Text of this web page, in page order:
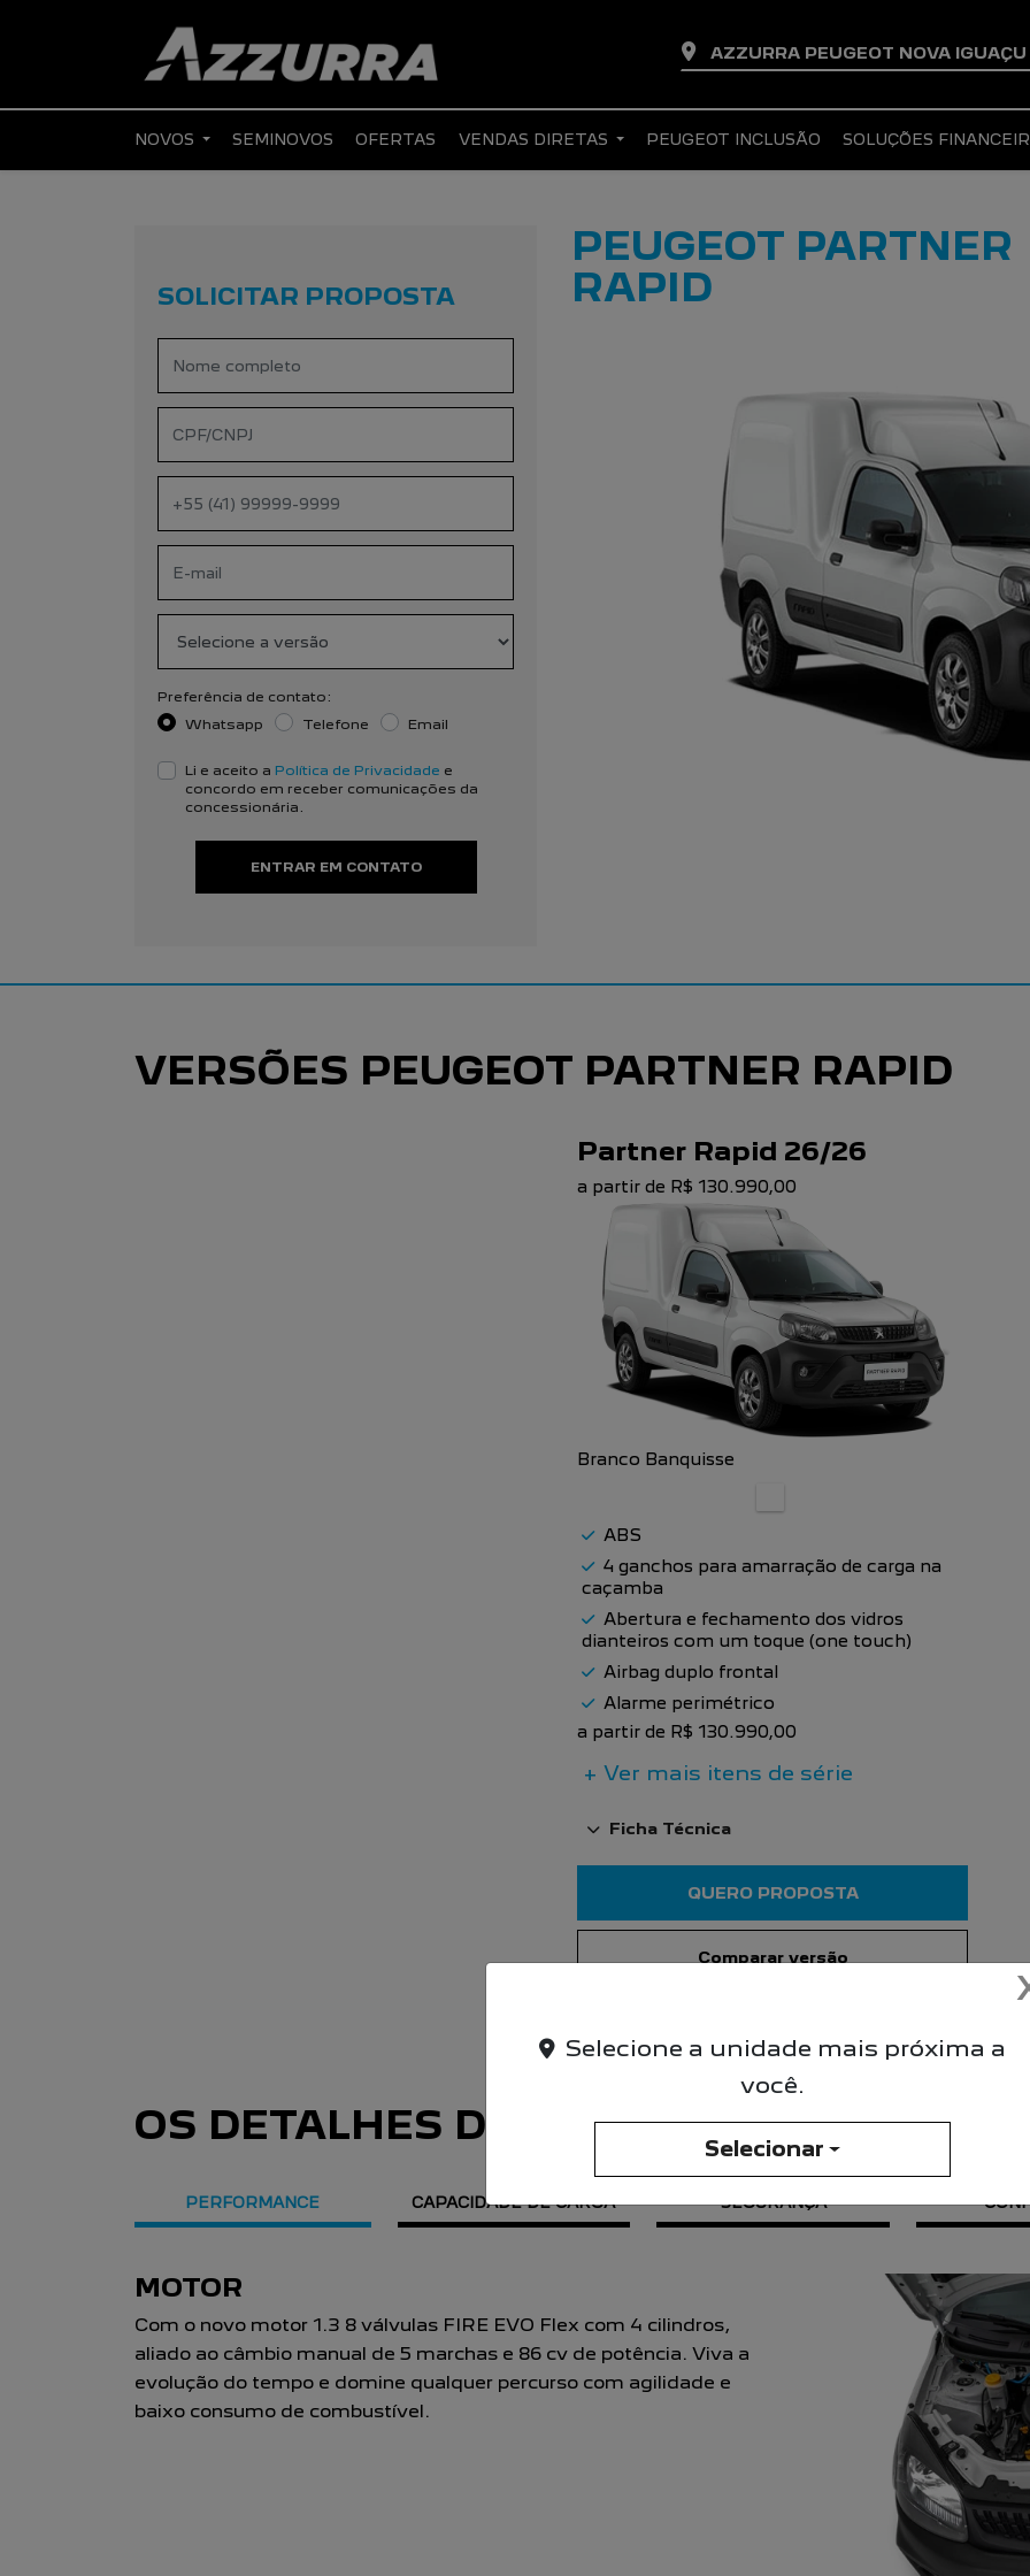
AZZURRA PEUGEOT NOVA IGUAÇU
NOVOS SEMINOVOS OFERTAS VENDAS DIRETAS PEUGEOT INCLUSÃO SOLUÇÕES
SOLICITAR PROPOSTA
Preferência de contato:
Whatsapp
Telefone Email
Li e aceito a Política de Privacidade e
concordo em receber comunicações da
concessionária.
ENTRAR EM CONTATO
PEUGEOT PARTNER
RAPID
VERSÕES PEUGEOT PARTNER RAPID
Partner Rapid 26/26
a partir de R$ 130.990,00
Branco Banquisse
ABS
4 ganchos para amarração de carga na
caçamba
Abertura e fechamento dos vidros
dianteiros com um toque (one touch)
Airbag duplo frontal
Alarme perimétrico
a partir de R$ 130.990,00
+ Ver mais itens de série
Ficha Técnica
QUERO PROPOSTA
Comparar versão
OS DETALHES DO PEUGEOT PARTNER
PERFORMANCE CAPACIDADE DE CARGA SEGURANÇA
CONSUMO
A Partner Rapid possui nota A no Inmetro. Com baixo consumo de
combustível, faz até 11,7 km/l em áreas urbanas e 12,4 km/l
(gasolina) em estradas.
Selecione a unidade mais próxima a
você.
Selecionar